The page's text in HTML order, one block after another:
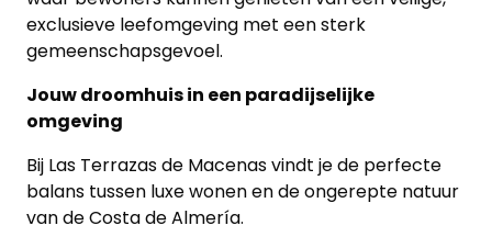
exclusieve leefomgeving met een sterk
gemeenschapsgevoel.
Jouw droomhuis in een paradijselijke
omgeving
Bij Las Terrazas de Macenas vindt je de perfecte
balans tussen luxe wonen en de ongerepte natuur
van de Costa de Almería.